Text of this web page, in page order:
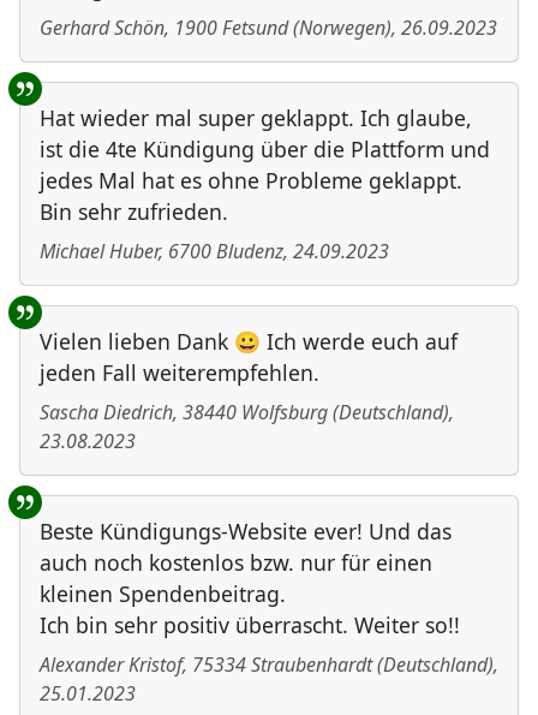
Gerhard Schön, 1900Fetsund(Norwegen), 26.09.2023
Hat wieder mal super geklappt. Ich glaube,
ist die 4te Kündigung über die Plattform und
jedes Mal hat es ohne Probleme geklappt.
Bin sehr zufrieden.
Michael Huber, 6700Bludenz, 24.09.2023
Vielen lieben Dank 😀 Ich werde euch auf
jeden Fall weiterempfehlen.
Sascha Diedrich, 38440 Wolfsburg(Deutschland),
23.08.2023
Beste Kündigungs-Website ever! Und das
auch noch kostenlos bzw. nur für einen
kleinen Spendenbeitrag.
Ich bin sehr positiv überrascht. Weiter so!!
Alexander Kristof, 75334Straubenhardt(Deutschland),
25.01.2023